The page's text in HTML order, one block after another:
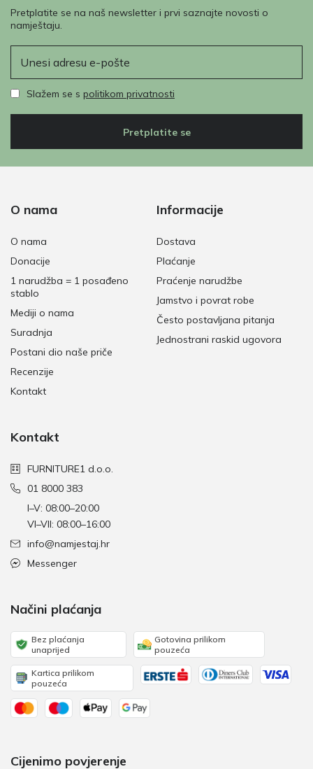
Pretplatite se na naš newsletter i prvi saznajte novosti o
namještaju.
Slažem se s politikom privatnosti
Pretplatite se
O nama
O nama
Donacije
1 narudžba = 1 posađeno
stablo
Mediji o nama
Suradnja
Postani dio naše priče
Recenzije
Kontakt
Informacije
Dostava
Plaćanje
Praćenje narudžbe
Jamstvo i povrat robe
Često postavljana pitanja
Jednostrani raskid ugovora
Kontakt
FURNITURE1 d.o.o.
01 8000 383
I–V: 08:00–20:00
VI–VII: 08:00–16:00
info@namjestaj.hr
Messenger
Načini plaćanja
Bez plaćanja
unaprijed
Gotovina prilikom
pouzeća
Kartica prilikom
pouzeća
Cijenimo povjerenje